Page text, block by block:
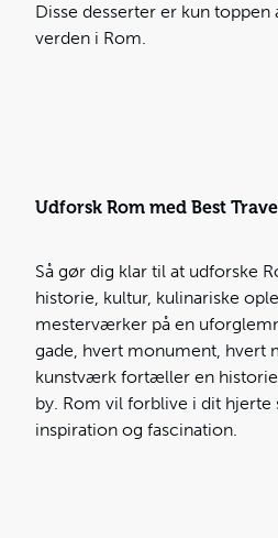
Disse desserter er kun toppen
verden i Rom.
Udforsk Rom med Best
Så gør dig klar til at udforske
historie, kultur, kulinariske
mesterværker på en
gade, hvert monument, hvert
kunstværk fortæller en
by. Rom vil forblive i dit
inspiration og fascination.